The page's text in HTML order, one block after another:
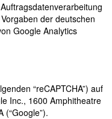
der deutschen
Google Analytics
“reCAPTCHA”) auf
Inc., 1600 Amphitheatre
(“Google”).